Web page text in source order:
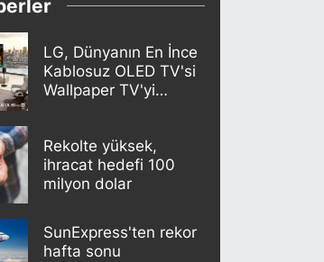
LG, Dünyanın En İnce
Kablosuz OLED TV'si
Wallpaper TV'yi
Rekolte yüksek,
ihracat hedefi 100
milyon dolar
SunExpress'ten rekor
hafta sonu